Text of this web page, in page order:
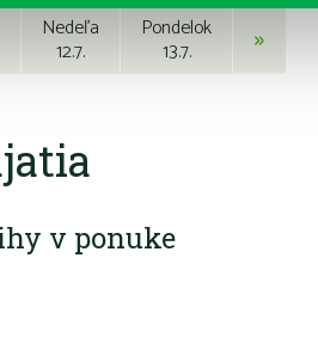
Nedeľa
12.7.
Pondelok
13.7. »
v ponuke